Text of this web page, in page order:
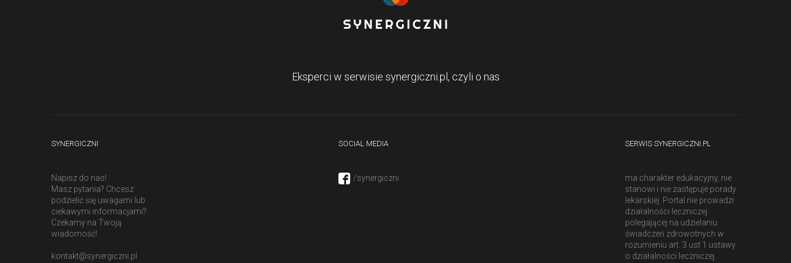
Eksperci w serwisie synergiczni.pl, czyli o nas
SYNERGICZNI
Napisz do nas!
Masz pytania? Chcesz
podzielić się uwagami lub
ciekawymi informacjami?
Czekamy na Twoją
wiadomość!
kontakt@synergiczni.pl
SOCIAL MEDIA
/synergiczni
SERWIS SYNERGICZNI.PL
ma charakter edukacyjny, nie
stanowi i nie zastępuje porady
lekarskiej. Portal nie prowadzi
działalności leczniczej
polegającej na udzielaniu
świadczeń zdrowotnych w
rozumieniu art. 3 ust 1 ustawy
o działalności leczniczej.